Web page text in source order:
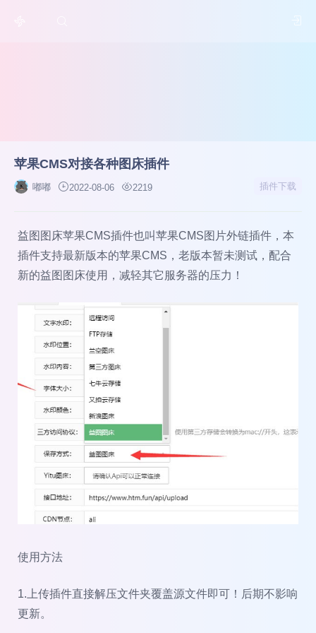
苹果CMS对接各种图床插件
嘟嘟 2022-08-06 2219 插件下载
益图图床苹果CMS插件也叫苹果CMS图片外链插件，本
插件支持最新版本的苹果CMS，老版本暂未测试，配合
新的益图图床使用，减轻其它服务器的压力！
使用方法
1.上传插件直接解压文件夹覆盖源文件即可！后期不影响
更新。